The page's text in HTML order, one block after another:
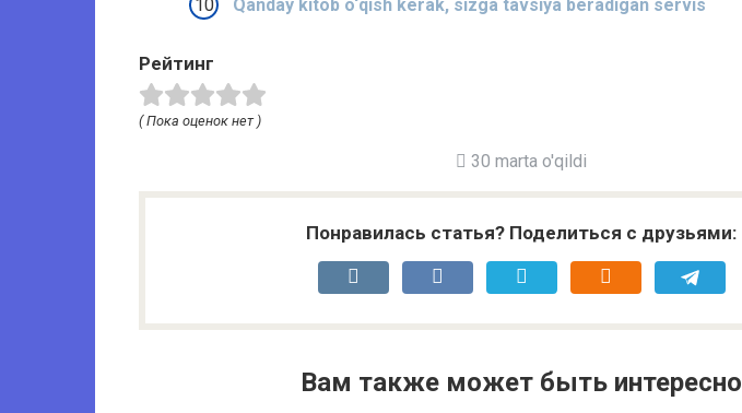
Qanday kitob o‘qish kerak, sizga tavsiya beradigan servis
Рейтинг
( Пока оценок нет )
30 marta o'qildi
Понравилась статья? Поделиться с друзьями:
Вам также может быть интересно